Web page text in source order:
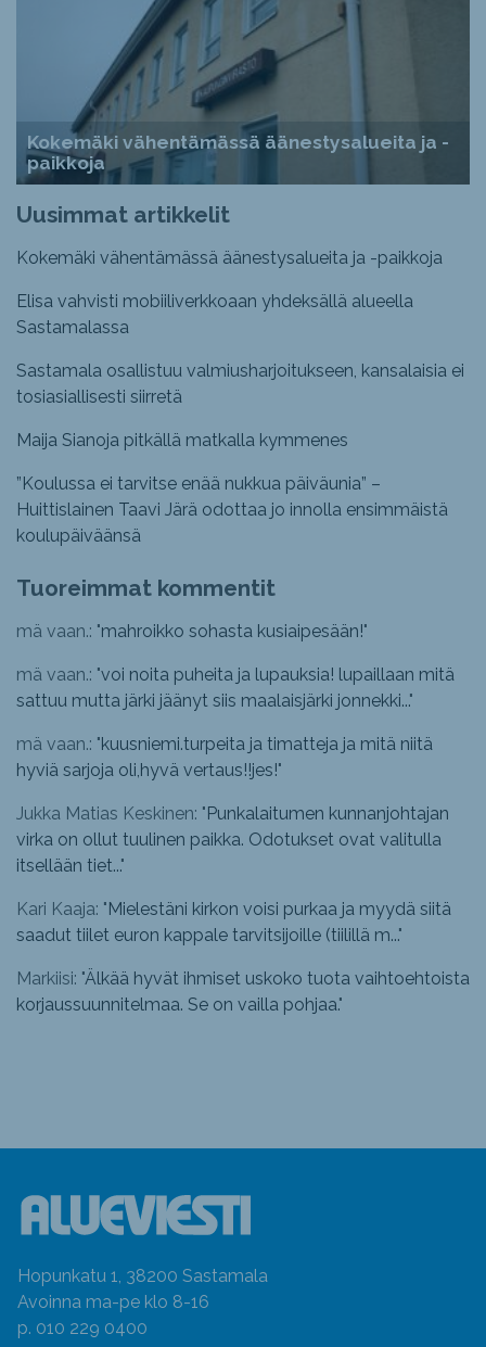
Kokemäki vähentämässä äänestysalueita ja -
paikkoja
Uusimmat artikkelit
Kokemäki vähentämässä äänestysalueita ja -paikkoja
Elisa vahvisti mobiiliverkkoaan yhdeksällä alueella
Sastamalassa
Sastamala osallistuu valmiusharjoitukseen, kansalaisia ei
tosiasiallisesti siirretä
Maija Sianoja pitkällä matkalla kymmenes
”Koulussa ei tarvitse enää nukkua päiväunia” –
Huittislainen Taavi Järä odottaa jo innolla ensimmäistä
koulupäiväänsä
Tuoreimmat kommentit
mä vaan.: "mahroikko sohasta kusiaipesään!"
mä vaan.: "voi noita puheita ja lupauksia! lupaillaan mitä
sattuu mutta järki jäänyt siis maalaisjärki jonnekki..."
mä vaan.: "kuusniemi.turpeita ja timatteja ja mitä niitä
hyviä sarjoja oli,hyvä vertaus!!jes!"
Jukka Matias Keskinen: "Punkalaitumen kunnanjohtajan
virka on ollut tuulinen paikka. Odotukset ovat valitulla
itsellään tiet..."
Kari Kaaja: "Mielestäni kirkon voisi purkaa ja myydä siitä
saadut tiilet euron kappale tarvitsijoille (tiilillä m..."
Markiisi: "Älkää hyvät ihmiset uskoko tuota vaihtoehtoista
korjaussuunnitelmaa. Se on vailla pohjaa."
Hopunkatu 1, 38200 Sastamala
Avoinna ma-pe klo 8-16
p. 010 229 0400